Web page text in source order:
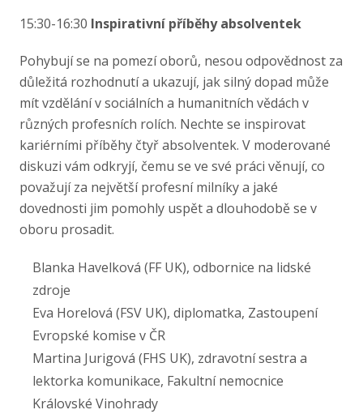
15:30-16:30 Inspirativní příběhy absolventek
Pohybují se na pomezí oborů, nesou odpovědnost za
důležitá rozhodnutí a ukazují, jak silný dopad může
mít vzdělání v sociálních a humanitních vědách v
různých profesních rolích. Nechte se inspirovat
kariérními příběhy čtyř absolventek. V moderované
diskuzi vám odkryjí, čemu se ve své práci věnují, co
považují za největší profesní milníky a jaké
dovednosti jim pomohly uspět a dlouhodobě se v
oboru prosadit.
Blanka Havelková (FF UK), odbornice na lidské
zdroje
Eva Horelová (FSV UK), diplomatka, Zastoupení
Evropské komise v ČR
Martina Jurigová (FHS UK), zdravotní sestra a
lektorka komunikace, Fakultní nemocnice
Královské Vinohrady